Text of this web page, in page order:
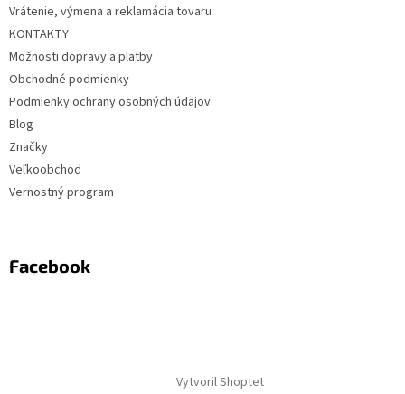
Vrátenie, výmena a reklamácia tovaru
KONTAKTY
Možnosti dopravy a platby
Obchodné podmienky
Podmienky ochrany osobných údajov
Blog
Značky
Veľkoobchod
Vernostný program
Facebook
Vytvoril Shoptet